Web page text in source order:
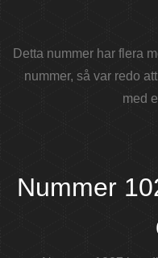
Detta nummer har flera
nummer, så var redo
med
Nummer